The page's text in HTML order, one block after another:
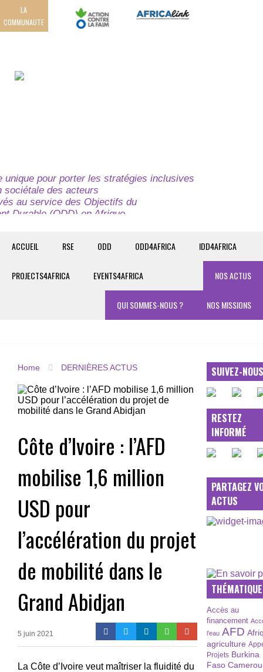
LA
COMMUNAUTE
unique pour porter les stratégies inclusives
sociétale des acteurs
au service des Objectifs du
Durable (ODD) en Afrique.
ACCUEIL RSE ODD ODD4AFRICA IDD4AFRICA
PROJECTS4AFRICA EVENTS4AFRICA NOS ACTUS
NOS MISSIONS
QUI SOMMES-NOUS ?
Home DERNIÈRES ACTUS
Côte d’Ivoire : l’AFD
mobilise 1,6 million
USD pour
l’accélération du projet
de mobilité dans le
Grand Abidjan
5 juin 2021
La Côte d’Ivoire veut maîtriser la fluidité du
SUIVEZ-
RESTEZ
INFORMÉ
PARTAGEZ
ACTUS
Accès au
financement
l’eau AFD
agriculture
Projets Burkina
Faso